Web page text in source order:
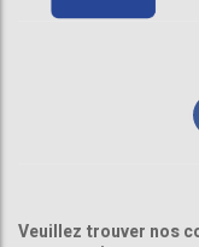
Veuillez trouver nos